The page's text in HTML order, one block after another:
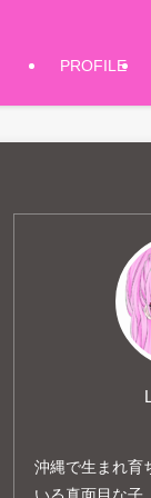
PROFILE
沖縄で生まれ育
いる真面目な子。